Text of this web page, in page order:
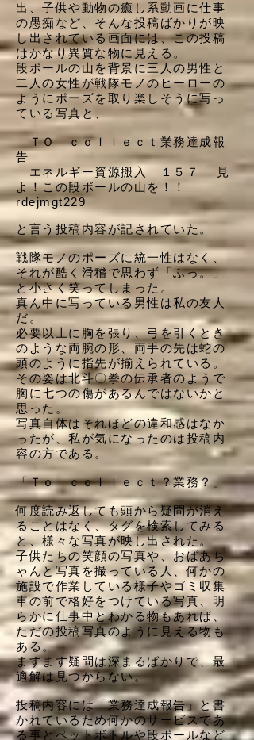
出、子供や動物の癒し系動画に仕事
の愚痴など、そんな投稿ばかりが映
し出されている画面には、この投稿
はかなり異質な物に見える。
段ボールの山を背景に三人の男性と
二人の女性が戦隊モノのヒーローの
ようにポーズを取り楽しそうに写っ
ている写真と、
ＴＯ ｃｏｌｌｅｃｔ業務達成報
告
エネルギー資源搬入 １５７ 見
よ！この段ボールの山を！！
rdejmgt229
と言う投稿内容が記されていた。
戦隊モノのポーズに統一性はなく、
それが酷く滑稽で思わず「ふっ。」
と小さく笑ってしまった。
真ん中に写っている男性は私の友人
だ。
必要以上に胸を張り、弓を引くとき
のような両腕の形、両手の先は蛇の
頭のように指先が揃えられている。
その姿は北斗〇拳の伝承者のようで
胸に七つの傷があるんではないかと
思った。
写真自体はそれほどの違和感はなか
ったが、私が気になったのは投稿内
容の方である。
「Ｔｏ ｃｏｌｌｅｃｔ？業務？」
何度読み返しても頭から疑問が消え
ることはなく、タグを検索してみる
と、様々な写真が映し出された。
子供たちの笑顔の写真や、おばあち
ゃんと写真を撮っている人、何かの
施設で作業している様子やゴミ収集
車の前で格好をつけている写真、明
らかに仕事中とわかる物もあれば、
ただの投稿写真のように見える物も
ある。
ますます疑問は深まるばかりで、最
適解は見つからない。
投稿内容には「業務達成報告」と書
かれているため何かのサービスであ
る事とペットボトルや段ボールなど